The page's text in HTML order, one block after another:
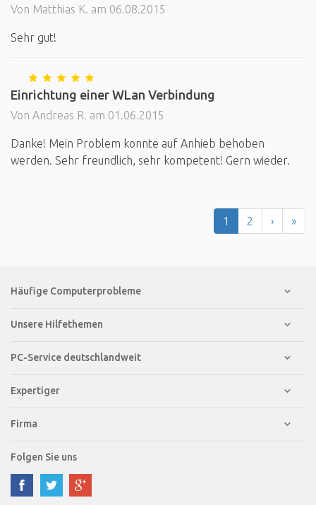
Von Matthias K. am 06.08.2015
Sehr gut!
Einrichtung einer WLan Verbindung
Von Andreas R. am 01.06.2015
Danke! Mein Problem konnte auf Anhieb behoben
werden. Sehr freundlich, sehr kompetent! Gern wieder.
1 2 › »
Häufige Computerprobleme
Unsere Hilfethemen
PC-Service deutschlandweit
Expertiger
Firma
Folgen Sie uns